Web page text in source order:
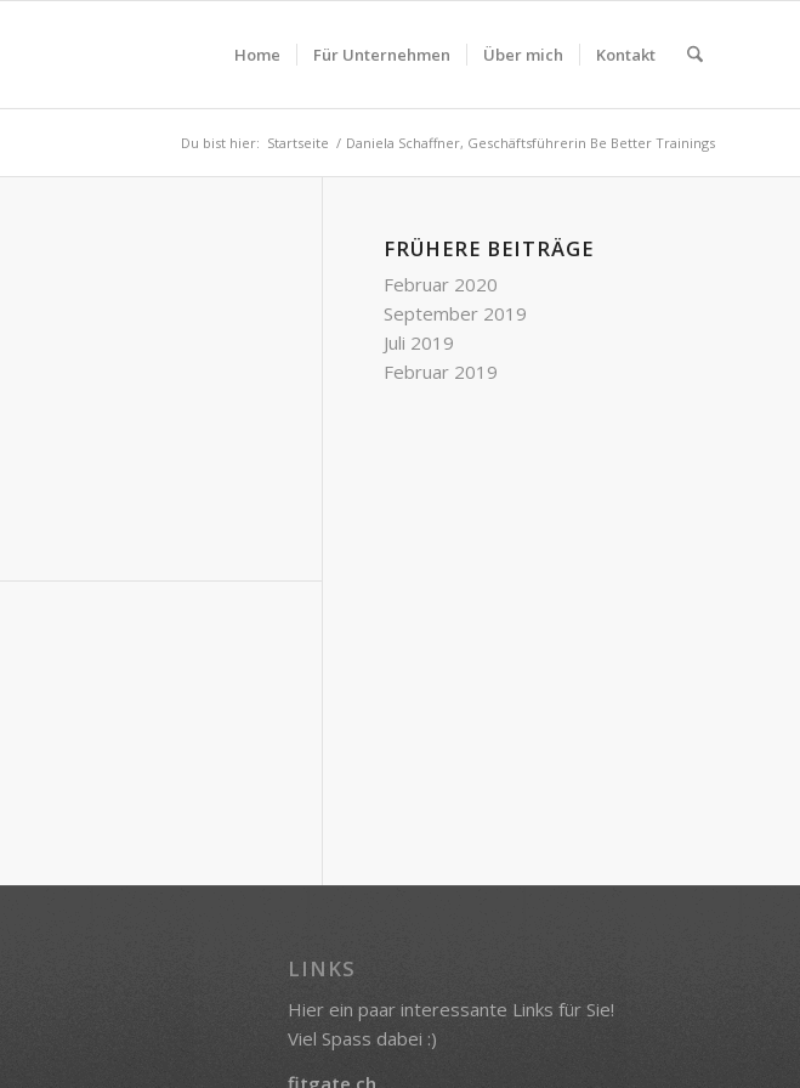
Home Für Unternehmen Über mich Kontakt
Du bist hier: Startseite / Daniela Schaffner, Geschäftsführerin Be Better Trainings
FRÜHERE BEITRÄGE
Februar 2020
September 2019
Juli 2019
Februar 2019
LINKS
Hier ein paar interessante Links für Sie!
Viel Spass dabei :)